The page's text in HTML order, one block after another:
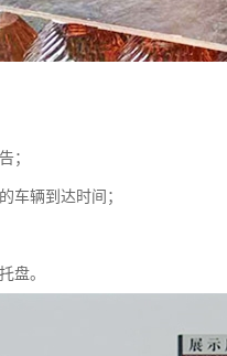
；
车辆到达时间；
盘。